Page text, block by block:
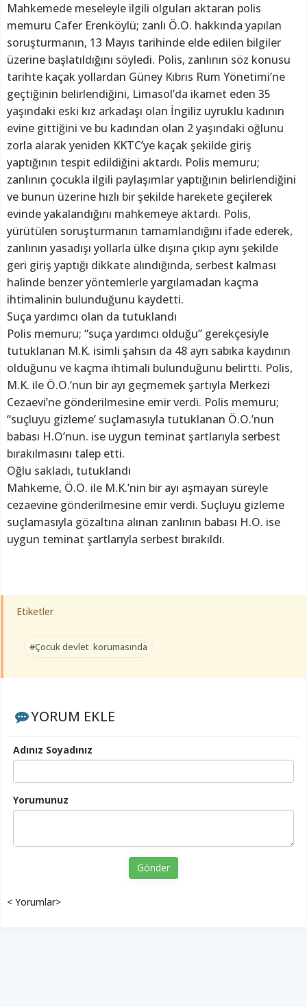
Mahkemede meseleyle ilgili olguları aktaran polis
memuru Cafer Erenköylü; zanlı Ö.O. hakkında yapılan
soruşturmanın, 13 Mayıs tarihinde elde edilen bilgiler
üzerine başlatıldığını söyledi. Polis, zanlının söz konusu
tarihte kaçak yollardan Güney Kıbrıs Rum Yönetimi’ne
geçtiğinin belirlendiğini, Limasol’da ikamet eden 35
yaşındaki eski kız arkadaşı olan İngiliz uyruklu kadının
evine gittiğini ve bu kadından olan 2 yaşındaki oğlunu
zorla alarak yeniden KKTC’ye kaçak şekilde giriş
yaptığının tespit edildiğini aktardı. Polis memuru;
zanlının çocukla ilgili paylaşımlar yaptığının belirlendiğini
ve bunun üzerine hızlı bir şekilde harekete geçilerek
evinde yakalandığını mahkemeye aktardı. Polis,
yürütülen soruşturmanın tamamlandığını ifade ederek,
zanlının yasadışı yollarla ülke dışına çıkıp aynı şekilde
geri giriş yaptığı dikkate alındığında, serbest kalması
halinde benzer yöntemlerle yargılamadan kaçma
ihtimalinin bulunduğunu kaydetti.
Suça yardımcı olan da tutuklandı
Polis memuru; “suça yardımcı olduğu” gerekçesiyle
tutuklanan M.K. isimli şahsın da 48 ayrı sabıka kaydının
olduğunu ve kaçma ihtimali bulunduğunu belirtti. Polis,
M.K. ile Ö.O.’nun bir ayı geçmemek şartıyla Merkezi
Cezaevi’ne gönderilmesine emir verdi. Polis memuru;
“suçluyu gizleme’ suçlamasıyla tutuklanan Ö.O.’nun
babası H.O’nun. ise uygun teminat şartlarıyla serbest
bırakılmasını talep etti.
Oğlu sakladı, tutuklandı
Mahkeme, Ö.O. ile M.K.’nin bir ayı aşmayan süreyle
cezaevine gönderilmesine emir verdi. Suçluyu gizleme
suçlamasıyla gözaltına alınan zanlının babası H.O. ise
uygun teminat şartlarıyla serbest bırakıldı.
Etiketler
#Çocuk devlet korumasında
YORUM EKLE
Adınız Soyadınız
Yorumunuz
Gönder
< Yorumlar>